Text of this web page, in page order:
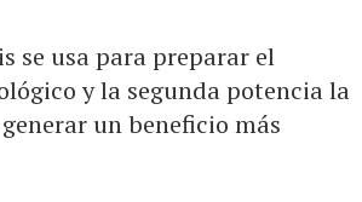
se usa para preparar el
y la segunda potencia la
un beneficio más